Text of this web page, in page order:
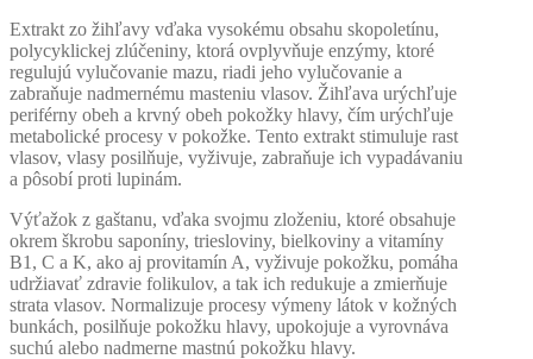
Extrakt zo žihľavy vďaka vysokému obsahu skopoletínu,
polycyklickej zlúčeniny, ktorá ovplyvňuje enzýmy, ktoré
regulujú vylučovanie mazu, riadi jeho vylučovanie a
zabraňuje nadmernému masteniu vlasov. Žihľava urýchľuje
periférny obeh a krvný obeh pokožky hlavy, čím urýchľuje
metabolické procesy v pokožke. Tento extrakt stimuluje rast
vlasov, vlasy posilňuje, vyživuje, zabraňuje ich vypadávaniu
a pôsobí proti lupinám.
Výťažok z gaštanu, vďaka svojmu zloženiu, ktoré obsahuje
okrem škrobu saponíny, triesloviny, bielkoviny a vitamíny
B1, C a K, ako aj provitamín A, vyživuje pokožku, pomáha
udržiavať zdravie folikulov, a tak ich redukuje a zmierňuje
strata vlasov. Normalizuje procesy výmeny látok v kožných
bunkách, posilňuje pokožku hlavy, upokojuje a vyrovnáva
suchú alebo nadmerne mastnú pokožku hlavy.